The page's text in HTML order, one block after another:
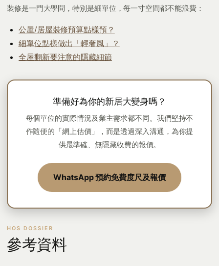
裝修是一門大學問，特別是細單位，每一寸空間都不能浪費：
公屋/居屋裝修預算點樣預？
細單位點樣做出「輕奢風」？
全屋翻新要注意的隱藏細節
準備好為你的新居大變身嗎？
每個單位的實際情況及業主需求都不同。我們堅持不
作隨便的「網上估價」，而是透過深入溝通，為你提
供最準確、無隱藏收費的報價。
WhatsApp 預約免費度尺及報價
參考資料